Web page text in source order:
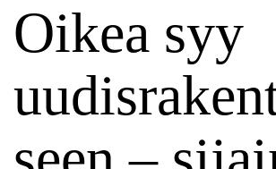
Oikea syy